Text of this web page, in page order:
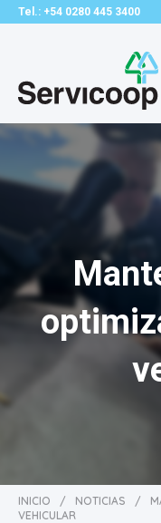
Tel.: +54 0280 445 3400
INICIO / NOTICIAS /
VEHICULAR